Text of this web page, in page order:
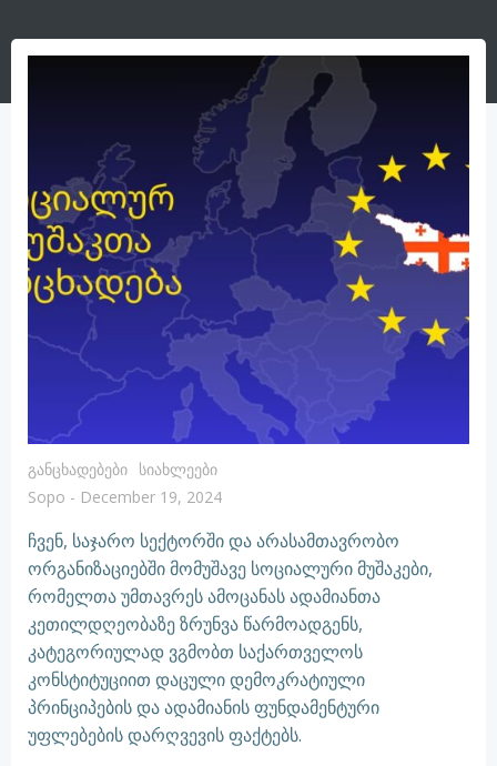
Განცხადებები Სიახლეები
Sopo - December 19, 2024
ჩვენ, საჯარო სექტორში და არასამთავრობო
ორგანიზაციებში მომუშავე სოციალური მუშაკები,
რომელთა უმთავრეს ამოცანას ადამიანთა
კეთილდღეობაზე ზრუნვა წარმოადგენს,
კატეგორიულად ვგმობთ საქართველოს
კონსტიტუციით დაცული დემოკრატიული
პრინციპების და ადამიანის ფუნდამენტური
უფლებების დარღვევის ფაქტებს.